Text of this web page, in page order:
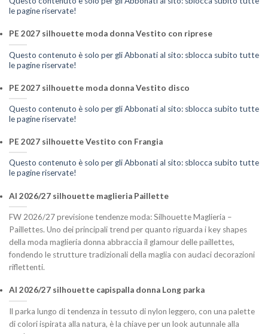
le pagine riservate!
PE 2027 silhouette moda donna Vestito con riprese
Questo contenuto è solo per gli Abbonati al sito: sblocca subito tutte
le pagine riservate!
PE 2027 silhouette moda donna Vestito disco
Questo contenuto è solo per gli Abbonati al sito: sblocca subito tutte
le pagine riservate!
PE 2027 silhouette Vestito con Frangia
Questo contenuto è solo per gli Abbonati al sito: sblocca subito tutte
le pagine riservate!
AI 2026/27 silhouette maglieria Paillette
FW 2026/27 previsione tendenze moda: Silhouette Maglieria –
Paillettes. Uno dei principali trend per quanto riguarda i key shapes
della moda maglieria donna abbraccia il glamour delle paillettes,
fondendo le strutture tradizionali della maglia con audaci decorazioni
riflettenti.
AI 2026/27 silhouette capispalla donna Long parka
Il parka lungo di tendenza in tessuto di nylon leggero, con una palette
di colori ispirata alla natura, è la chiave per un look autunnale alla